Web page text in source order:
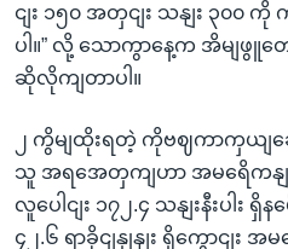
ငျး ၁၅၀ အတှငျး သနျး ၃၀၀
ပါ။” လို့ သောကွာနေ့က အိမျဖွူတ
ဆိုလိုကျတာပါ။
၂ ကွိမျထိုးရတဲ့ ကိုဗဈကာကှယျဆ
သူ အရအေတှကျဟာ အမရေိကနျ လူ
လူပေါငျး ၁၇၂.၄ သနျးနီးပါး
၄၂.၆ ရာခိုငျနှုနျး ရှိကွောငျး